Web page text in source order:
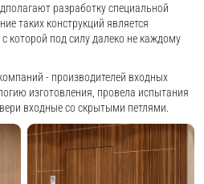
разработку специальной
таких конструкций является
которой под силу далеко не каждому
- производителей входных
изготовления, провела испытания
входные со скрытыми петлями.